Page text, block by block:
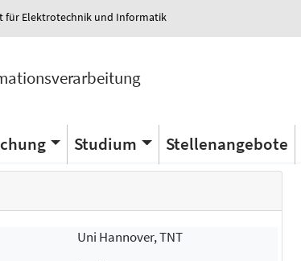
für Elektrotechnik und Informatik
Studium Stellenangebote
Uni Hannover, TNT